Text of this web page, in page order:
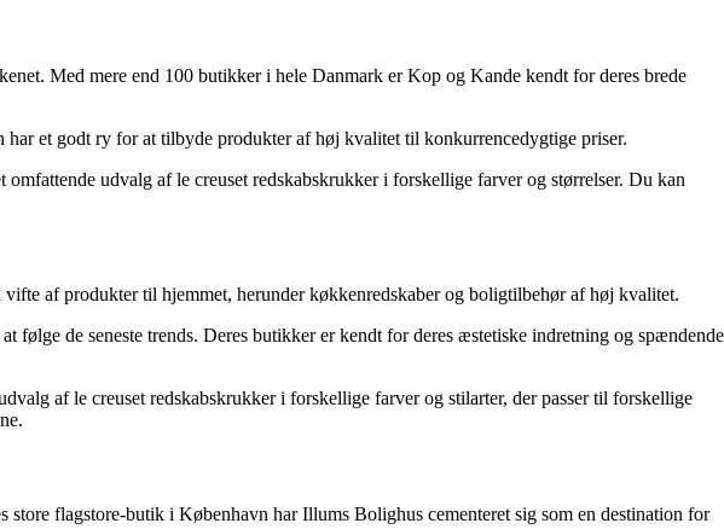
Med mere end 100 butikker i hele Danmark er Kop og Kande kendt for deres brede
et godt ry for at tilbyde produkter af høj kvalitet til konkurrencedygtige priser.
udvalg af le creuset redskabskrukker i forskellige farver og størrelser. Du kan
af produkter til hjemmet, herunder køkkenredskaber og boligtilbehør af høj kvalitet.
de seneste trends. Deres butikker er kendt for deres æstetiske indretning og spændende
af le creuset redskabskrukker i forskellige farver og stilarter, der passer til forskellige
flagstore-butik i København har Illums Bolighus cementeret sig som en destination for